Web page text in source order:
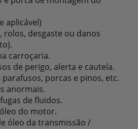
aplicável)
rolos, desgaste ou danos
carroçaria.
de perigo, alerta e cautela.
porcas e pinos, etc.
anormais.
de fluidos.
do motor.
óleo da transmissão /